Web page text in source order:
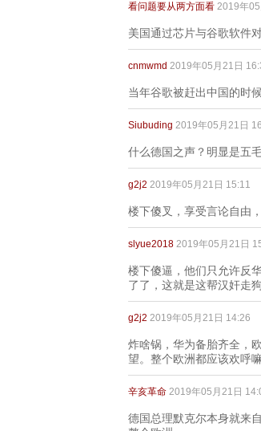
看问题要从两方面看 2019年
美国通过芯片与谷歌软件
cnmwmd 2019年05月21日
当年谷歌被赶出中国的时
Siubuding 2019年05月21日
什么德国之声？明显是五
g2j2 2019年05月21日 15:11
楼下傻叉，享受言论自由
slyue2018 2019年05月21日
楼下傻逼，他们只允许反
了了，这就是这帮汉奸走
g2j2 2019年05月21日 14:26
炸啥锅，华为备胎齐全，
望。整个欧洲都应该欢呼
辛亥革命 2019年05月21日
德国总理默克尔本身就来